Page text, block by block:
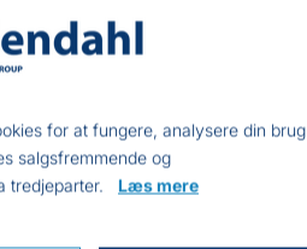
hullet og forblive tør.
for at fungere, analysere din brug
salgsfremmende og
tredjeparter. Læs mere